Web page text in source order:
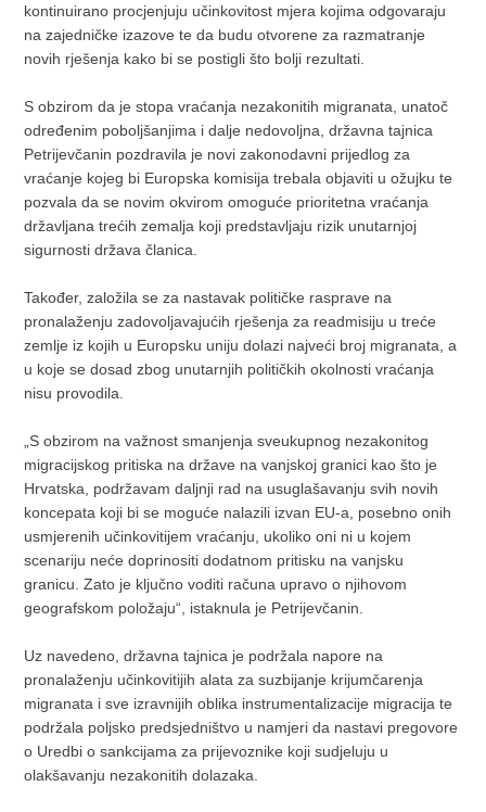
kontinuirano procjenjuju učinkovitost mjera kojima odgovaraju
na zajedničke izazove te da budu otvorene za razmatranje
novih rješenja kako bi se postigli što bolji rezultati.
S obzirom da je stopa vraćanja nezakonitih migranata, unatoč
određenim poboljšanjima i dalje nedovoljna, državna tajnica
Petrijevčanin pozdravila je novi zakonodavni prijedlog za
vraćanje kojeg bi Europska komisija trebala objaviti u ožujku te
pozvala da se novim okvirom omoguće prioritetna vraćanja
državljana trećih zemalja koji predstavljaju rizik unutarnjoj
sigurnosti država članica.
Također, založila se za nastavak političke rasprave na
pronalaženju zadovoljavajućih rješenja za readmisiju u treće
zemlje iz kojih u Europsku uniju dolazi najveći broj migranata, a
u koje se dosad zbog unutarnjih političkih okolnosti vraćanja
nisu provodila.
„S obzirom na važnost smanjenja sveukupnog nezakonitog
migracijskog pritiska na države na vanjskoj granici kao što je
Hrvatska, podržavam daljnji rad na usuglašavanju svih novih
koncepata koji bi se moguće nalazili izvan EU-a, posebno onih
usmjerenih učinkovitijem vraćanju, ukoliko oni ni u kojem
scenariju neće doprinositi dodatnom pritisku na vanjsku
granicu. Zato je ključno voditi računa upravo o njihovom
geografskom položaju“, istaknula je Petrijevčanin.
Uz navedeno, državna tajnica je podržala napore na
pronalaženju učinkovitijih alata za suzbijanje krijumčarenja
migranata i sve izravnijih oblika instrumentalizacije migracija te
podržala poljsko predsjedništvo u namjeri da nastavi pregovore
o Uredbi o sankcijama za prijevoznike koji sudjeluju u
olakšavanju nezakonitih dolazaka.